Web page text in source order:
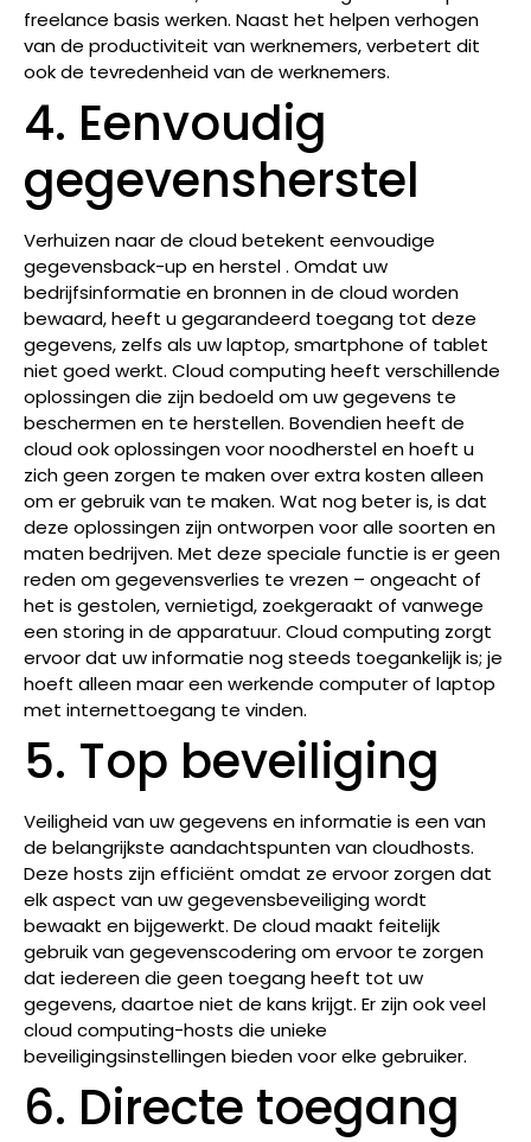
freelance basis werken. Naast het helpen verhogen
van de productiviteit van werknemers, verbetert dit
ook de tevredenheid van de werknemers.
4. Eenvoudig
gegevensherstel
Verhuizen naar de cloud betekent eenvoudige
gegevensback-up en herstel . Omdat uw
bedrijfsinformatie en bronnen in de cloud worden
bewaard, heeft u gegarandeerd toegang tot deze
gegevens, zelfs als uw laptop, smartphone of tablet
niet goed werkt. Cloud computing heeft verschillende
oplossingen die zijn bedoeld om uw gegevens te
beschermen en te herstellen. Bovendien heeft de
cloud ook oplossingen voor noodherstel en hoeft u
zich geen zorgen te maken over extra kosten alleen
om er gebruik van te maken. Wat nog beter is, is dat
deze oplossingen zijn ontworpen voor alle soorten en
maten bedrijven. Met deze speciale functie is er geen
reden om gegevensverlies te vrezen – ongeacht of
het is gestolen, vernietigd, zoekgeraakt of vanwege
een storing in de apparatuur. Cloud computing zorgt
ervoor dat uw informatie nog steeds toegankelijk is; je
hoeft alleen maar een werkende computer of laptop
met internettoegang te vinden.
5. Top beveiliging
Veiligheid van uw gegevens en informatie is een van
de belangrijkste aandachtspunten van cloudhosts.
Deze hosts zijn efficiënt omdat ze ervoor zorgen dat
elk aspect van uw gegevensbeveiliging wordt
bewaakt en bijgewerkt. De cloud maakt feitelijk
gebruik van gegevenscodering om ervoor te zorgen
dat iedereen die geen toegang heeft tot uw
gegevens, daartoe niet de kans krijgt. Er zijn ook veel
cloud computing-hosts die unieke
beveiligingsinstellingen bieden voor elke gebruiker.
6. Directe toegang